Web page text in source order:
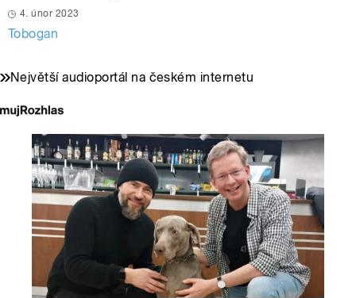
4. únor 2023
Tobogan
Největší audioportál na českém internetu